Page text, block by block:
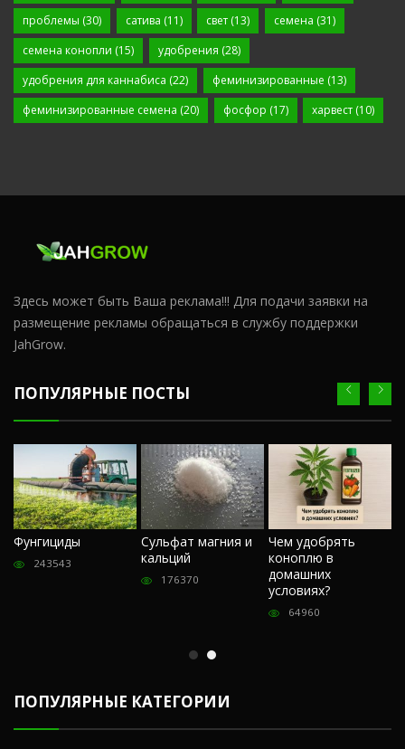
проблемы (30) сатива (11) свет (13) семена (31)
семена конопли (15) удобрения (28)
удобрения для каннабиса (22) феминизированные (13)
феминизированные семена (20) фосфор (17) харвест (10)
Здесь может быть Ваша реклама!!! Для подачи заявки на
размещение рекламы обращаться в службу поддержки
JahGrow.
ПОПУЛЯРНЫЕ ПОСТЫ
Фунгициды
243543
Сульфат магния и
кальций
176370
Чем удобрять
коноплю в
домашних
условиях?
64960
ПОПУЛЯРНЫЕ КАТЕГОРИИ